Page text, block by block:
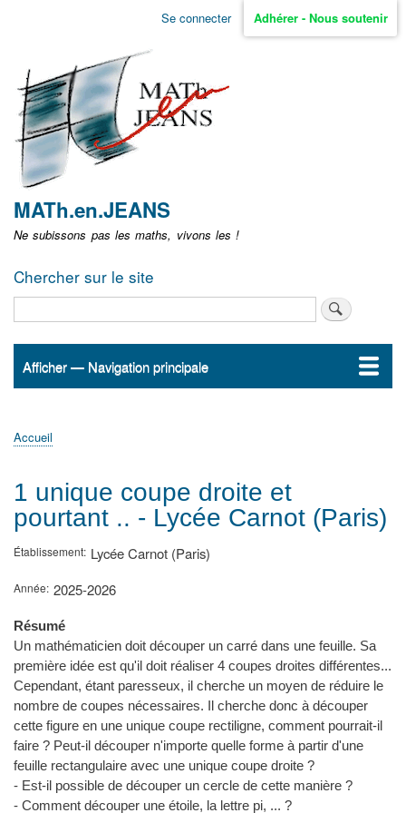
Aller
non
identifié
Se connecter Adhérer - Nous soutenir
MATh.en.JEANS
Ne subissons pas les maths, vivons les !
Chercher sur le site
Navigation
Afficher — Navigation principale
Accueil
ActualitésMATh.en.JEANS ?
Régions et Ateliers
Créer, gérer un atelier
Sujets/Publications
Congrès
d'Ariane
Accueil
1 unique coupe droite et
pourtant .. - Lycée Carnot (Paris)
Établissement Lycée Carnot (Paris)
Année 2025-2026
Résumé
Un mathématicien doit découper un carré dans une feuille. Sa
première idée est qu'il doit réaliser 4 coupes droites différentes...
Cependant, étant paresseux, il cherche un moyen de réduire le
nombre de coupes nécessaires. Il cherche donc à découper
cette figure en une unique coupe rectiligne, comment pourrait-il
faire ? Peut-il découper n'importe quelle forme à partir d'une
feuille rectangulaire avec une unique coupe droite ?
- Est-il possible de découper un cercle de cette manière ?
- Comment découper une étoile, la lettre pi, ... ?